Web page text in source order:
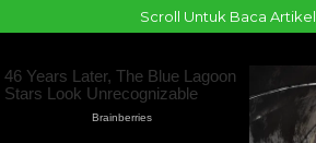
to
Scroll Untuk Baca Artikel